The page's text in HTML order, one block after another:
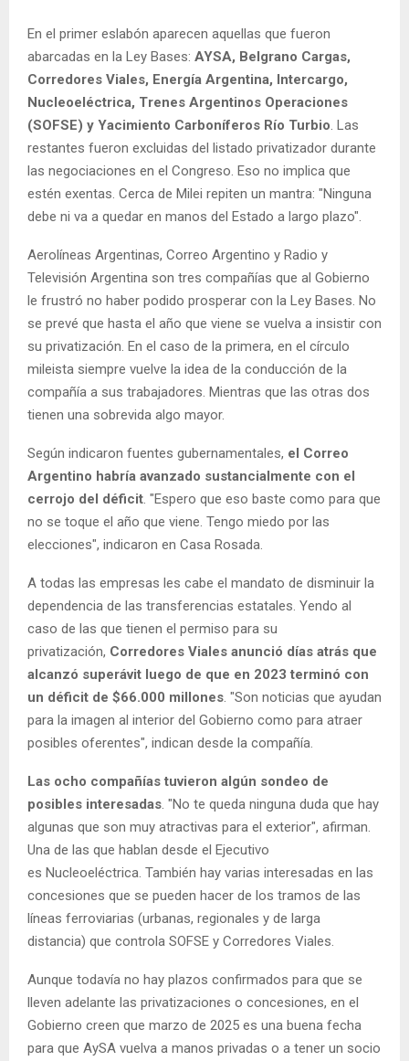
En el primer eslabón aparecen aquellas que fueron
abarcadas en la Ley Bases: AYSA, Belgrano Cargas,
Corredores Viales, Energía Argentina, Intercargo,
Nucleoeléctrica, Trenes Argentinos Operaciones
(SOFSE) y Yacimiento Carboníferos Río Turbio. Las
restantes fueron excluidas del listado privatizador durante
las negociaciones en el Congreso. Eso no implica que
estén exentas. Cerca de Milei repiten un mantra: "Ninguna
debe ni va a quedar en manos del Estado a largo plazo".
Aerolíneas Argentinas, Correo Argentino y Radio y
Televisión Argentina son tres compañías que al Gobierno
le frustró no haber podido prosperar con la Ley Bases. No
se prevé que hasta el año que viene se vuelva a insistir con
su privatización. En el caso de la primera, en el círculo
mileista siempre vuelve la idea de la conducción de la
compañía a sus trabajadores. Mientras que las otras dos
tienen una sobrevida algo mayor.
Según indicaron fuentes gubernamentales, el Correo
Argentino habría avanzado sustancialmente con el
cerrojo del déficit. "Espero que eso baste como para que
no se toque el año que viene. Tengo miedo por las
elecciones", indicaron en Casa Rosada.
A todas las empresas les cabe el mandato de disminuir la
dependencia de las transferencias estatales. Yendo al
caso de las que tienen el permiso para su
privatización, Corredores Viales anunció días atrás que
alcanzó superávit luego de que en 2023 terminó con
un déficit de $66.000 millones. "Son noticias que ayudan
para la imagen al interior del Gobierno como para atraer
posibles oferentes", indican desde la compañía.
Las ocho compañías tuvieron algún sondeo de
posibles interesadas. "No te queda ninguna duda que hay
algunas que son muy atractivas para el exterior", afirman.
Una de las que hablan desde el Ejecutivo
es Nucleoeléctrica. También hay varias interesadas en las
concesiones que se pueden hacer de los tramos de las
líneas ferroviarias (urbanas, regionales y de larga
distancia) que controla SOFSE y Corredores Viales.
Aunque todavía no hay plazos confirmados para que se
lleven adelante las privatizaciones o concesiones, en el
Gobierno creen que marzo de 2025 es una buena fecha
para que AySA vuelva a manos privadas o a tener un socio